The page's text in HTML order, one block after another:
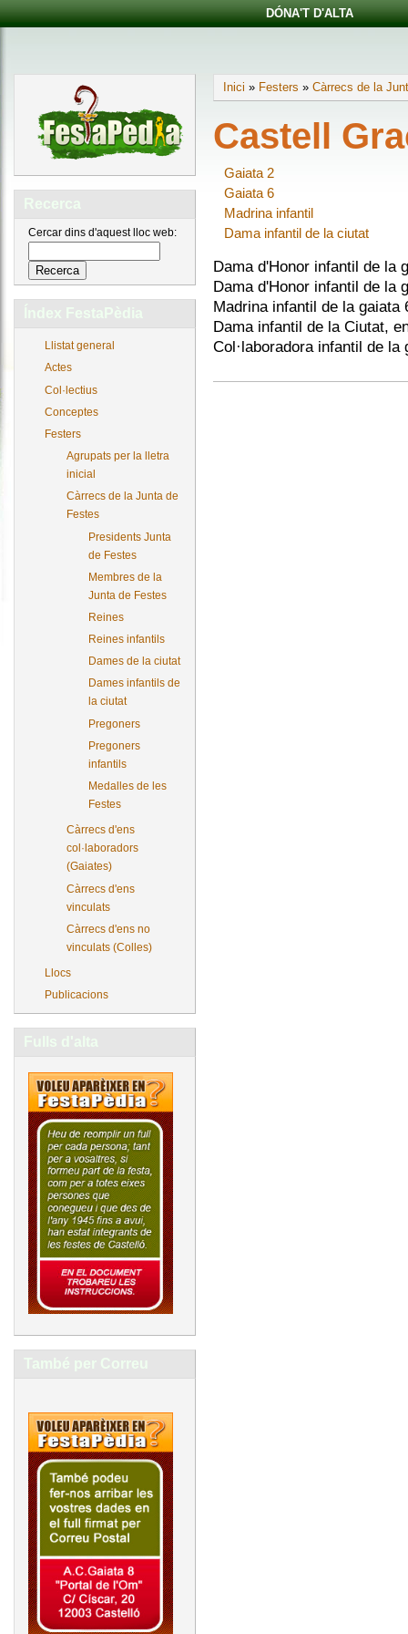
DÓNA'T D'ALTA
Recerca
Cercar dins d'aquest lloc web:
Índex FestaPèdia
Llistat general
Actes
Col·lectius
Conceptes
Festers
Agrupats per la lletra
inicial
Càrrecs de la Junta de
Festes
Presidents Junta
de Festes
Membres de la
Junta de Festes
Reines
Reines infantils
Dames de la ciutat
Dames infantils de
la ciutat
Pregoners
Pregoners
infantils
Medalles de les
Festes
Càrrecs d'ens
col·laboradors
(Gaiates)
Càrrecs d'ens
vinculats
Càrrecs d'ens no
vinculats (Colles)
Llocs
Publicacions
Fulls d'alta
També per Correu
Inici » Festers » Càrrecs de la
Castell
Gaiata 2
Gaiata 6
Madrina infantil
Dama infantil de la ciutat
Dama d'Honor infantil de la
Dama d'Honor infantil de la
Madrina infantil de la gaiata
Dama infantil de la Ciutat,
Col·laboradora infantil de la